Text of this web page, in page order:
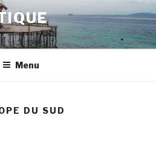
Menu
DU SUD